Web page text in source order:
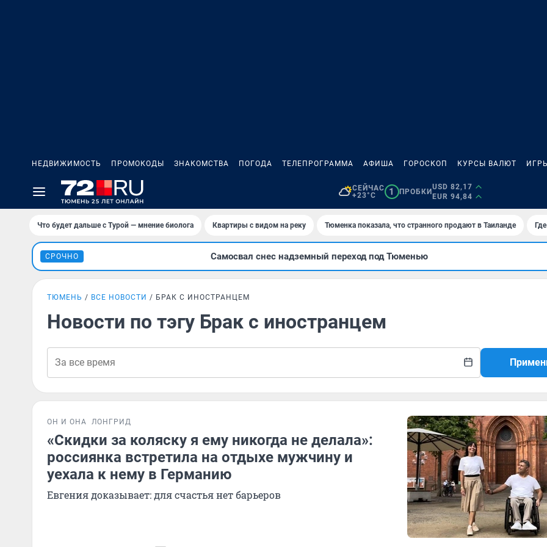
НЕДВИЖИМОСТЬ ПРОМОКОДЫ ЗНАКОМСТВА ПОГОДА ТЕЛЕПРОГРАММА АФИША ГОРОСКОП КУРСЫ ВАЛЮТ
СЕЙЧАС
+23°C
1 ПРОБКИ
USD 82,17
EUR 94,84
Что будет дальше с Турой — мнение биолога Квартиры с видом на реку Тюменка показала, что странного продают в Таиланде
СРОЧНО Самосвал снес надземный переход под Тюменью
ТЮМЕНЬ ВСЕ НОВОСТИ БРАК С ИНОСТРАНЦЕМ
Новости по тэгу Брак с иностранцем
ОН И ОНА ЛОНГРИД
«Скидки за коляску я ему никогда не делала»:
россиянка встретила на отдыхе мужчину и
уехала к нему в Германию
Евгения доказывает: для счастья нет барьеров